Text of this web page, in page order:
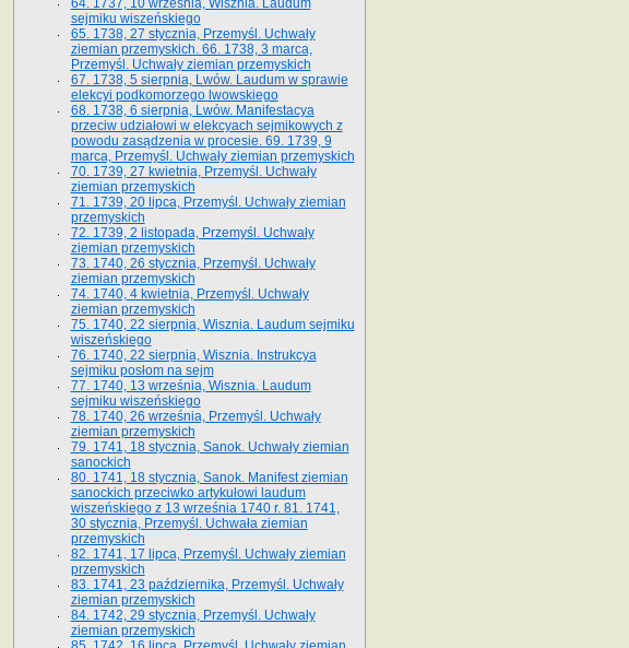
64. 1737, 10 września, Wisznia. Laudum
sejmiku wiszeńskiego
65. 1738, 27 stycznia, Przemyśl. Uchwały
ziemian przemyskich­­. 66. 1738, 3 marca,
Przemyśl. Uchwały ziemian przemyskich­
67. 1738, 5 sierpnia, Lwów. Laudum w sprawie
elekcyi podkomorzego lwowskiego
68. 1738, 6 sierpnia, Lwów. Manifestacya
przeciw udziałowi w elekcyach sejmikowych z
powodu zasądzenia w procesie. 69. 1739, 9
marca, Przemyśl. Uchwały ziemian przemyskich
70. 1739, 27 kwietnia, Przemyśl. Uchwały
ziemian przemyskich
71. 1739, 20 lipca, Przemyśl. Uchwały ziemian
przemyskich
72. 1739, 2 listopada, Przemyśl. Uchwały
ziemian przemyskich
73. 1740, 26 stycznia, Przemyśl. Uchwały
ziemian przemyskich
74. 1740, 4 kwietnia, Przemyśl. Uchwały
ziemian przemyskich
75. 1740, 22 sierpnia, Wisznia. Laudum sejmiku
wiszeńskiego
76. 1740, 22 sierpnia, Wisznia. Instrukcya
sejmiku posłom na sejm
77. 1740, 13 września, Wisznia. Laudum
sejmiku wiszeńskiego
78. 1740, 26 września, Przemyśl. Uchwały
ziemian przemyskich
79. 1741, 18 stycznia, Sanok. Uchwały ziemian
sanockich
80. 1741, 18 stycznia, Sanok. Manifest ziemian
sanockich przeciwko artykułowi laudum
wiszeńskiego z 13 wrze­śnia 1740 r. 81. 1741,
30 stycznia, Przemyśl. Uchwała ziemian
przemyskich
82. 1741, 17 lipca, Przemyśl. Uchwały ziemian
przemyskich
83. 1741, 23 października, Przemyśl. Uchwały
ziemian przemyskich
84. 1742, 29 stycznia, Przemyśl. Uchwały
ziemian przemyskich